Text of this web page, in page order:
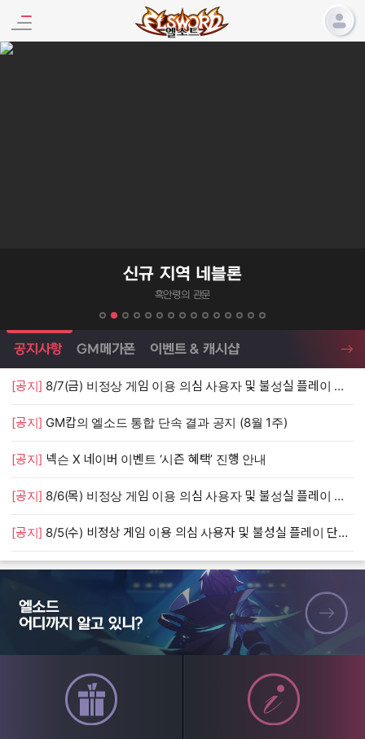
엘소드 프로모션
신규 지역 네블론
흑안령의 관문
엘소드 소식
공지사항 GM메가폰 이벤트 & 캐시샵
[공지] 8/7(금) 비정상 게임 이용 의심 사용자 및 불성실 플레이 단속 안내
[공지] GM캅의 엘소드 통합 단속 결과 공지 (8월 1주)
[공지] 넥슨 X 네이버 이벤트 ‘시즌 혜택’ 진행 안내
[공지] 8/6(목) 비정상 게임 이용 의심 사용자 및 불성실 플레이 단속 안내
[공지] 8/5(수) 비정상 게임 이용 의심 사용자 및 불성실 플레이 단속 안내
엘소드 어디까지 알고 있니?